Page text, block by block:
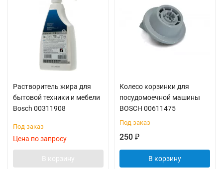
Растворитель жира для
бытовой техники и мебели
Bosch 00311908
Под заказ
Цена по запросу
В корзину
Колесо корзинки для
посудомоечной машины
BOSCH 00611475
Под заказ
250 ₽
В корзину